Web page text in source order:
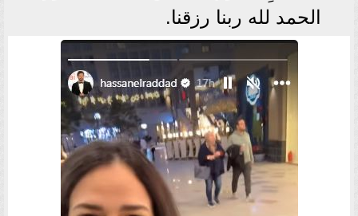
الحمد لله ربنا رزقنا.